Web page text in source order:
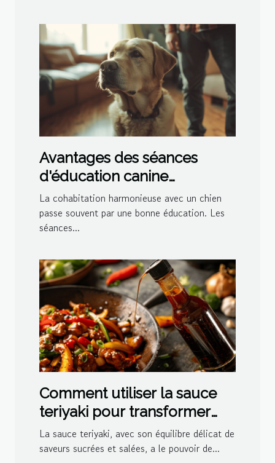
Avantages des séances
d'éducation canine
personnalisées à domicile
La cohabitation harmonieuse avec un chien
passe souvent par une bonne éducation. Les
séances...
Comment utiliser la sauce
teriyaki pour transformer
vos plats
La sauce teriyaki, avec son équilibre délicat de
saveurs sucrées et salées, a le pouvoir de...